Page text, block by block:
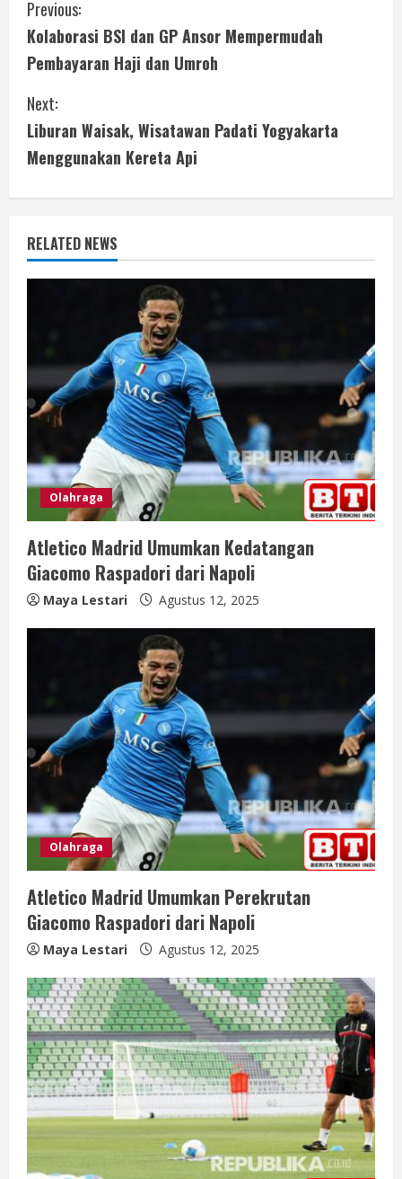
C
o
n
t
i
n
u
e
a
d
i
g
Previous:
Kolaborasi BSI dan GP Ansor Mempermudah
Pembayaran Haji dan Umroh
Next:
Liburan Waisak, Wisatawan Padati Yogyakarta
Menggunakan Kereta Api
RELATED NEWS
Olahraga
Atletico Madrid Umumkan Kedatangan
Giacomo Raspadori dari Napoli
Maya Lestari Agustus 12, 2025
Olahraga
Atletico Madrid Umumkan Perekrutan
Giacomo Raspadori dari Napoli
Maya Lestari Agustus 12, 2025